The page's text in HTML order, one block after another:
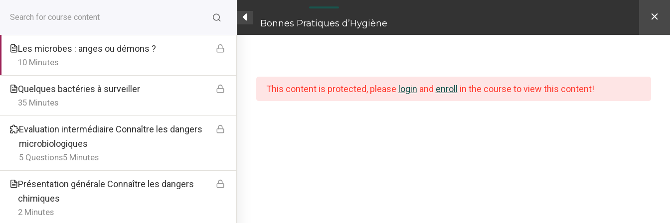
la
navigation
principale
contenu
principal
pied
Bonnes Pratiques d’Hygiène
41 Minutes
Les microbes : anges ou démons ?
10 Minutes
Quelques bactéries à surveiller
35 Minutes
Evaluation intermédiaire Connaître les dangers
microbiologiques
5 Minutes
5 Questions
Présentation générale Connaître les dangers
chimiques
2 Minutes
This content is protected, please login and enroll in the course to view this content!
Footer
Alpes
Agrapole
23 rue Jean Baldassini
69007 Lyon
Flux RSS
Club Qualité
Annuaire des membres
Nos formations